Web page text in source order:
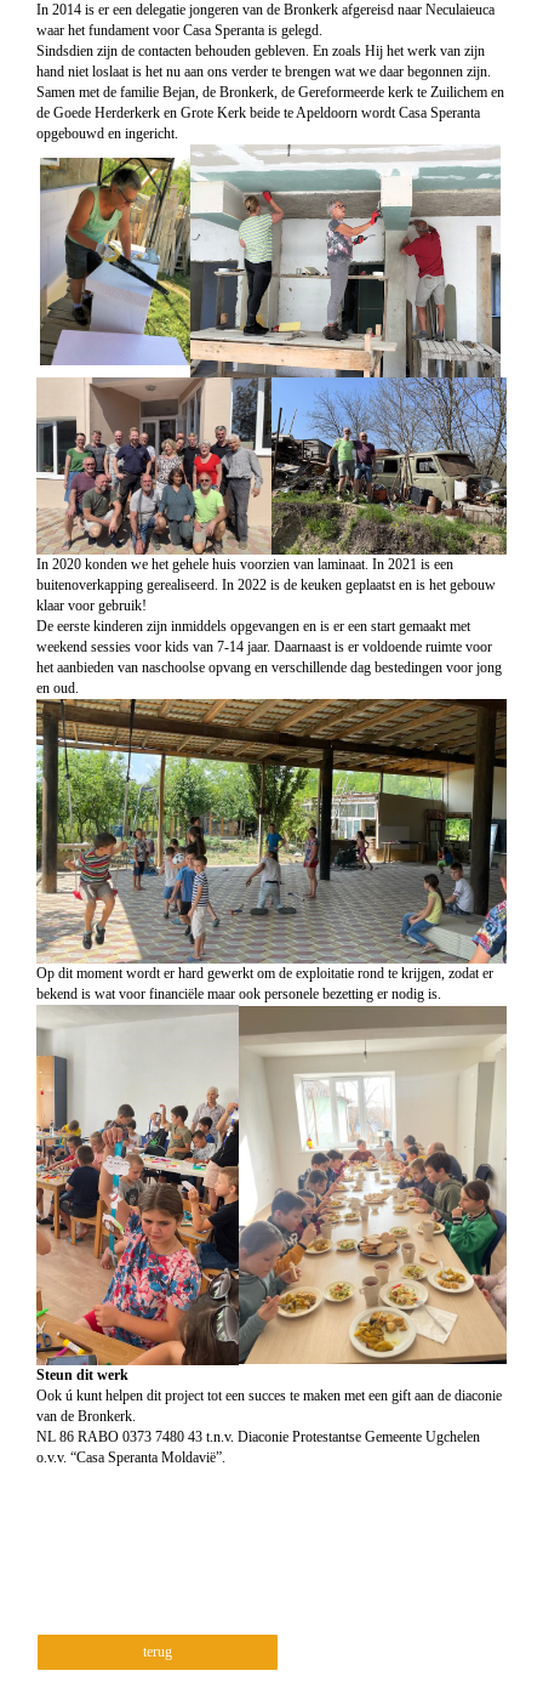
In 2014 is er een delegatie jongeren van de Bronkerk afgereisd naar Neculaieuca
waar het fundament voor Casa Speranta is gelegd.
Sindsdien zijn de contacten behouden gebleven. En zoals Hij het werk van zijn
hand niet loslaat is het nu aan ons verder te brengen wat we daar begonnen zijn.
Samen met de familie Bejan, de Bronkerk, de Gereformeerde kerk te Zuilichem en
de Goede Herderkerk en Grote Kerk beide te Apeldoorn wordt Casa Speranta
opgebouwd en ingericht.
In 2020 konden we het gehele huis voorzien van laminaat. In 2021 is een
buitenoverkapping gerealiseerd. In 2022 is de keuken geplaatst en is het gebouw
klaar voor gebruik!
De eerste kinderen zijn inmiddels opgevangen en is er een start gemaakt met
weekend sessies voor kids van 7-14 jaar. Daarnaast is er voldoende ruimte voor
het aanbieden van naschoolse opvang en verschillende dag bestedingen voor jong
en oud.
Op dit moment wordt er hard gewerkt om de exploitatie rond te krijgen, zodat er
bekend is wat voor financiële maar ook personele bezetting er nodig is.
Steun dit werk
Ook ú kunt helpen dit project tot een succes te maken met een gift aan de diaconie
van de Bronkerk.
NL 86 RABO 0373 7480 43 t.n.v. Diaconie Protestantse Gemeente Ugchelen
o.v.v. “Casa Speranta Moldavië”.
terug